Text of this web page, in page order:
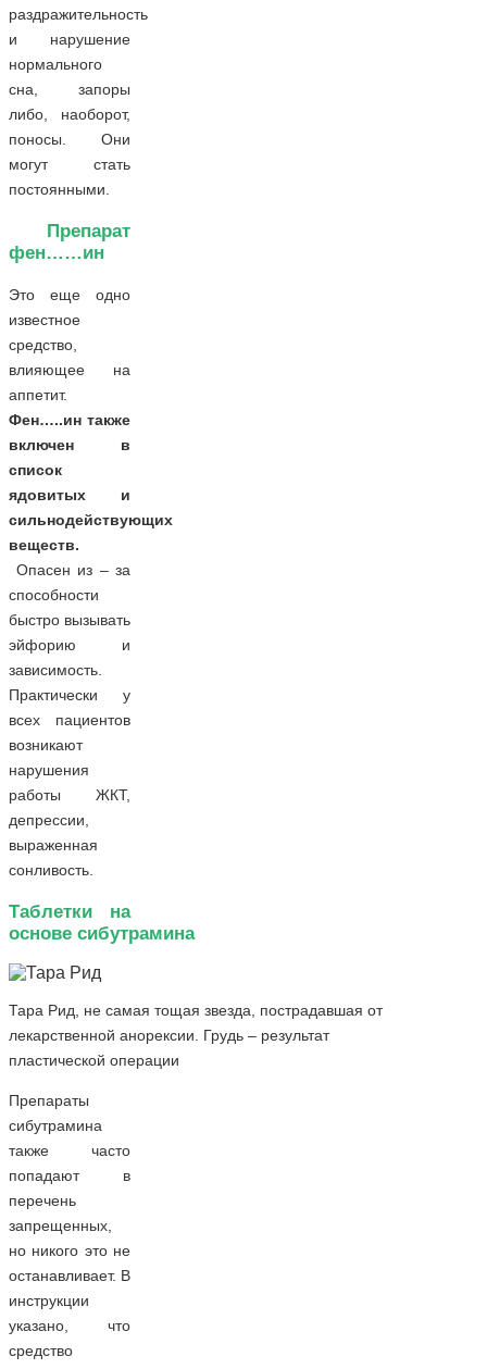
раздражительность
и нарушение
нормального
сна, запоры
либо, наоборот,
поносы. Они
могут стать
постоянными.
Препарат
фен……ин
Это еще одно
известное
средство,
влияющее на
аппетит.
Фен…..ин также
включен в
список
ядовитых и
сильнодействующих
веществ.
Опасен из – за
способности
быстро вызывать
эйфорию и
зависимость.
Практически у
всех пациентов
возникают
нарушения
работы ЖКТ,
депрессии,
выраженная
сонливость.
Таблетки на
основе сибутрамина
Тара Рид, не самая тощая звезда, пострадавшая от
лекарственной анорексии. Грудь – результат
пластической операции
Препараты
сибутрамина
также часто
попадают в
перечень
запрещенных,
но никого это не
останавливает. В
инструкции
указано, что
средство